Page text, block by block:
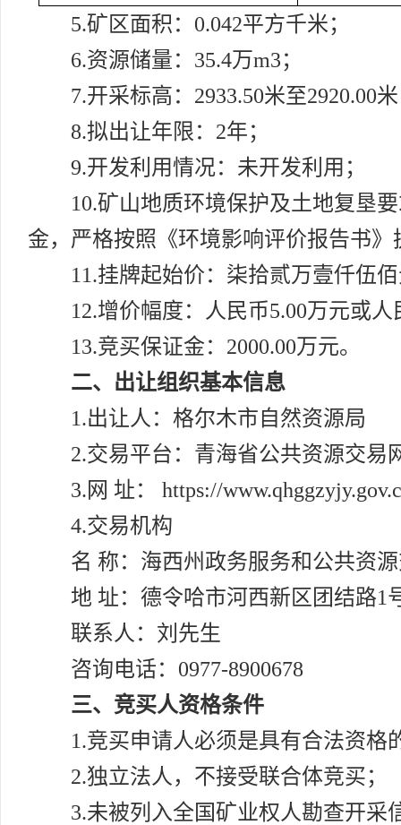
5.矿区面积：0.042平方千米；
6.资源储量：35.4万m3；
7.开采标高：2933.50米至2920.00
8.拟出让年限：2年；
9.开发利用情况：未开发利用；
10.矿山地质环境保护及土地复垦
金，严格按照《环境影响评价报告书》
11.挂牌起始价：柒拾贰万壹仟伍
12.增价幅度：人民币5.00万元或
13.竞买保证金：2000.00万元。
二、出让组织基本信息
1.出让人：格尔木市自然资源局
2.交易平台：青海省公共资源交易
3.网 址： https://
4.交易机构
名 称：海西州政务服务和公共资
地 址：德令哈市河西新区团结路1
联系人：刘先生
咨询电话：0977-8900678
三、竞买人资格条件
1.竞买申请人必须是具有合法资
2.独立法人，不接受联合体竞买；
3.未被列入全国矿业权人勘查开采